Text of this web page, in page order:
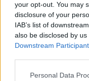
your opt-out. You may
disclosure of your
IAB’s list of
also be disclosed by
Downstream
Please note that this
Personal Data